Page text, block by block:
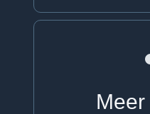
Meer